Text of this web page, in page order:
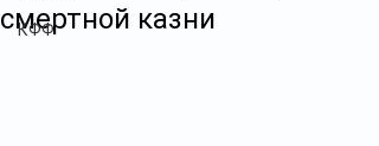
КФФ
смертной казни